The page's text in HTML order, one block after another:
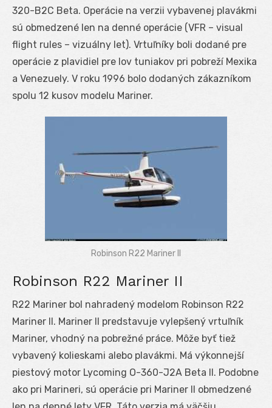
320-B2C Beta. Operácie na verzii vybavenej plavákmi
sú obmedzené len na denné operácie (VFR – visual
flight rules – vizuálny let). Vrtuľníky boli dodané pre
operácie z plavidiel pre lov tuniakov pri pobreží Mexika
a Venezuely. V roku 1996 bolo dodaných zákazníkom
spolu 12 kusov modelu Mariner.
Robinson R22 Mariner II
Robinson R22 Mariner II
R22 Mariner bol nahradený modelom Robinson R22
Mariner II. Mariner II predstavuje vylepšený vrtuľník
Mariner, vhodný na pobrežné práce. Môže byť tiež
vybavený kolieskami alebo plavákmi. Má výkonnejší
piestový motor Lycoming O-360-J2A Beta II. Podobne
ako pri Marineri, sú operácie pri Mariner II obmedzené